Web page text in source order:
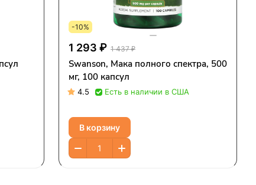
-10%
1 293 ₽ 1 437 ₽
Swanson, Мака полного спектра, 500
мг, 100 капсул
4.5 Есть в наличии в США
В корзину